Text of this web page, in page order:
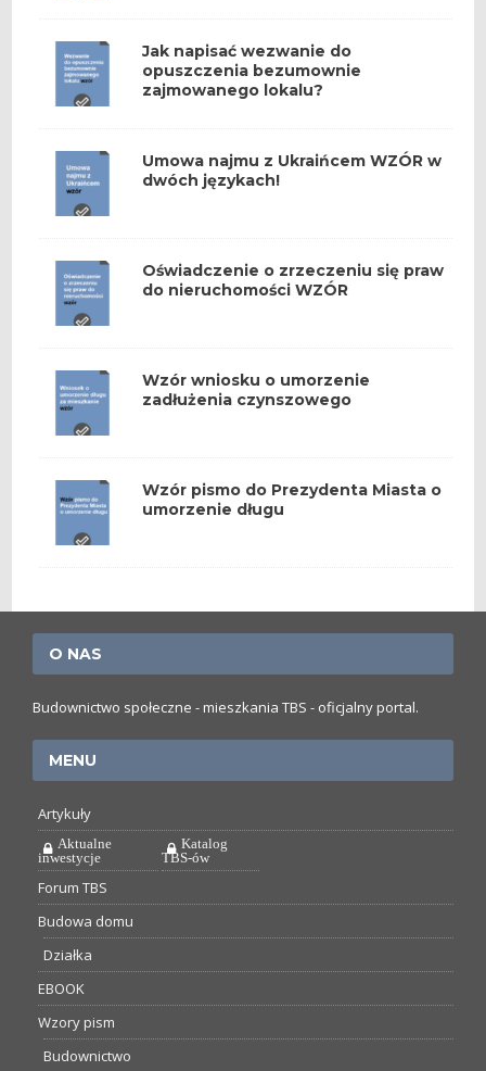
Jak napisać wezwanie do
opuszczenia bezumownie
zajmowanego lokalu?
Umowa najmu z Ukraińcem WZÓR w
dwóch językach!
Oświadczenie o zrzeczeniu się praw
do nieruchomości WZÓR
Wzór wniosku o umorzenie
zadłużenia czynszowego
Wzór pismo do Prezydenta Miasta o
umorzenie długu
O NAS
Budownictwo społeczne - mieszkania TBS - oficjalny portal.
MENU
Artykuły
Aktualne
inwestycje
Katalog
TBS-ów
Forum TBS
Budowa domu
Działka
EBOOK
Wzory pism
Budownictwo